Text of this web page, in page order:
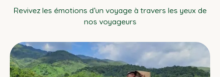
Revivez les émotions d’un voyage à travers les yeux de
nos voyageurs